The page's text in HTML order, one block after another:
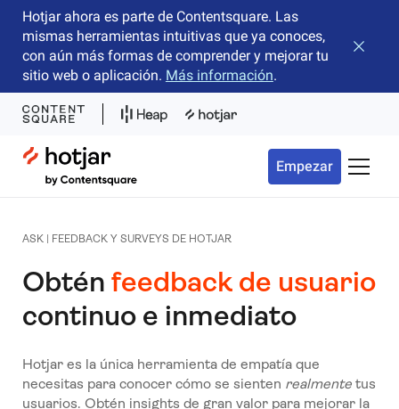
Hotjar ahora es parte de Contentsquare. Las
mismas herramientas intuitivas que ya conoces,
con aún más formas de comprender y mejorar tu
sitio web o aplicación. Más información.
Cerrar
Hotjar Logo
Empezar Menú
ASK | FEEDBACK Y SURVEYS DE HOTJAR
Obtén feedback de usuario
continuo e inmediato
Hotjar es la única herramienta de empatía que
necesitas para conocer cómo se sienten realmentetus
usuarios. Obtén insights de gran valor para mejorar la